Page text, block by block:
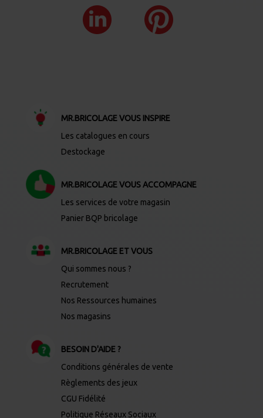
MR.BRICOLAGE VOUS INSPIRE
Les catalogues en cours
Destockage
MR.BRICOLAGE VOUS ACCOMPAGNE
Les services de votre magasin
Panier BQP bricolage
MR.BRICOLAGE ET VOUS
Qui sommes nous ?
Recrutement
Nos Ressources humaines
Nos magasins
BESOIN D'AIDE ?
Conditions générales de vente
Règlements des jeux
CGU Fidélité
Politique Réseaux Sociaux